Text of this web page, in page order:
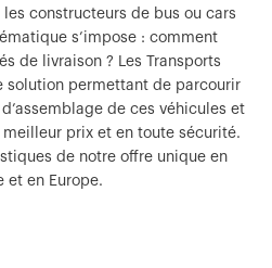
constructeurs de bus ou cars
s’impose : comment
de livraison ? Les Transports
solution permettant de parcourir
de ces véhicules et
meilleur prix et en toute sécurité.
de notre offre unique en
et en Europe.